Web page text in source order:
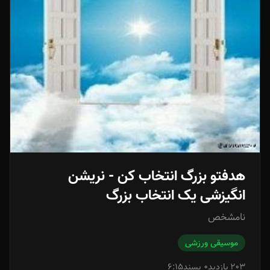
هدفتو بزرگ انتخاب کن - نریشن
انگیزشی یک انتخاب بزرگ
نامشخص
موسیقی ورزشی
203 بازدید
0 پسند 6:15